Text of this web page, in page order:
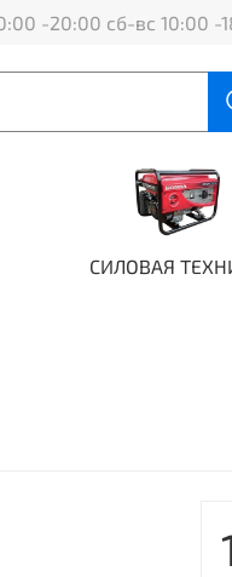
-20:00 сб-вс 10:00 -
СИЛОВАЯ